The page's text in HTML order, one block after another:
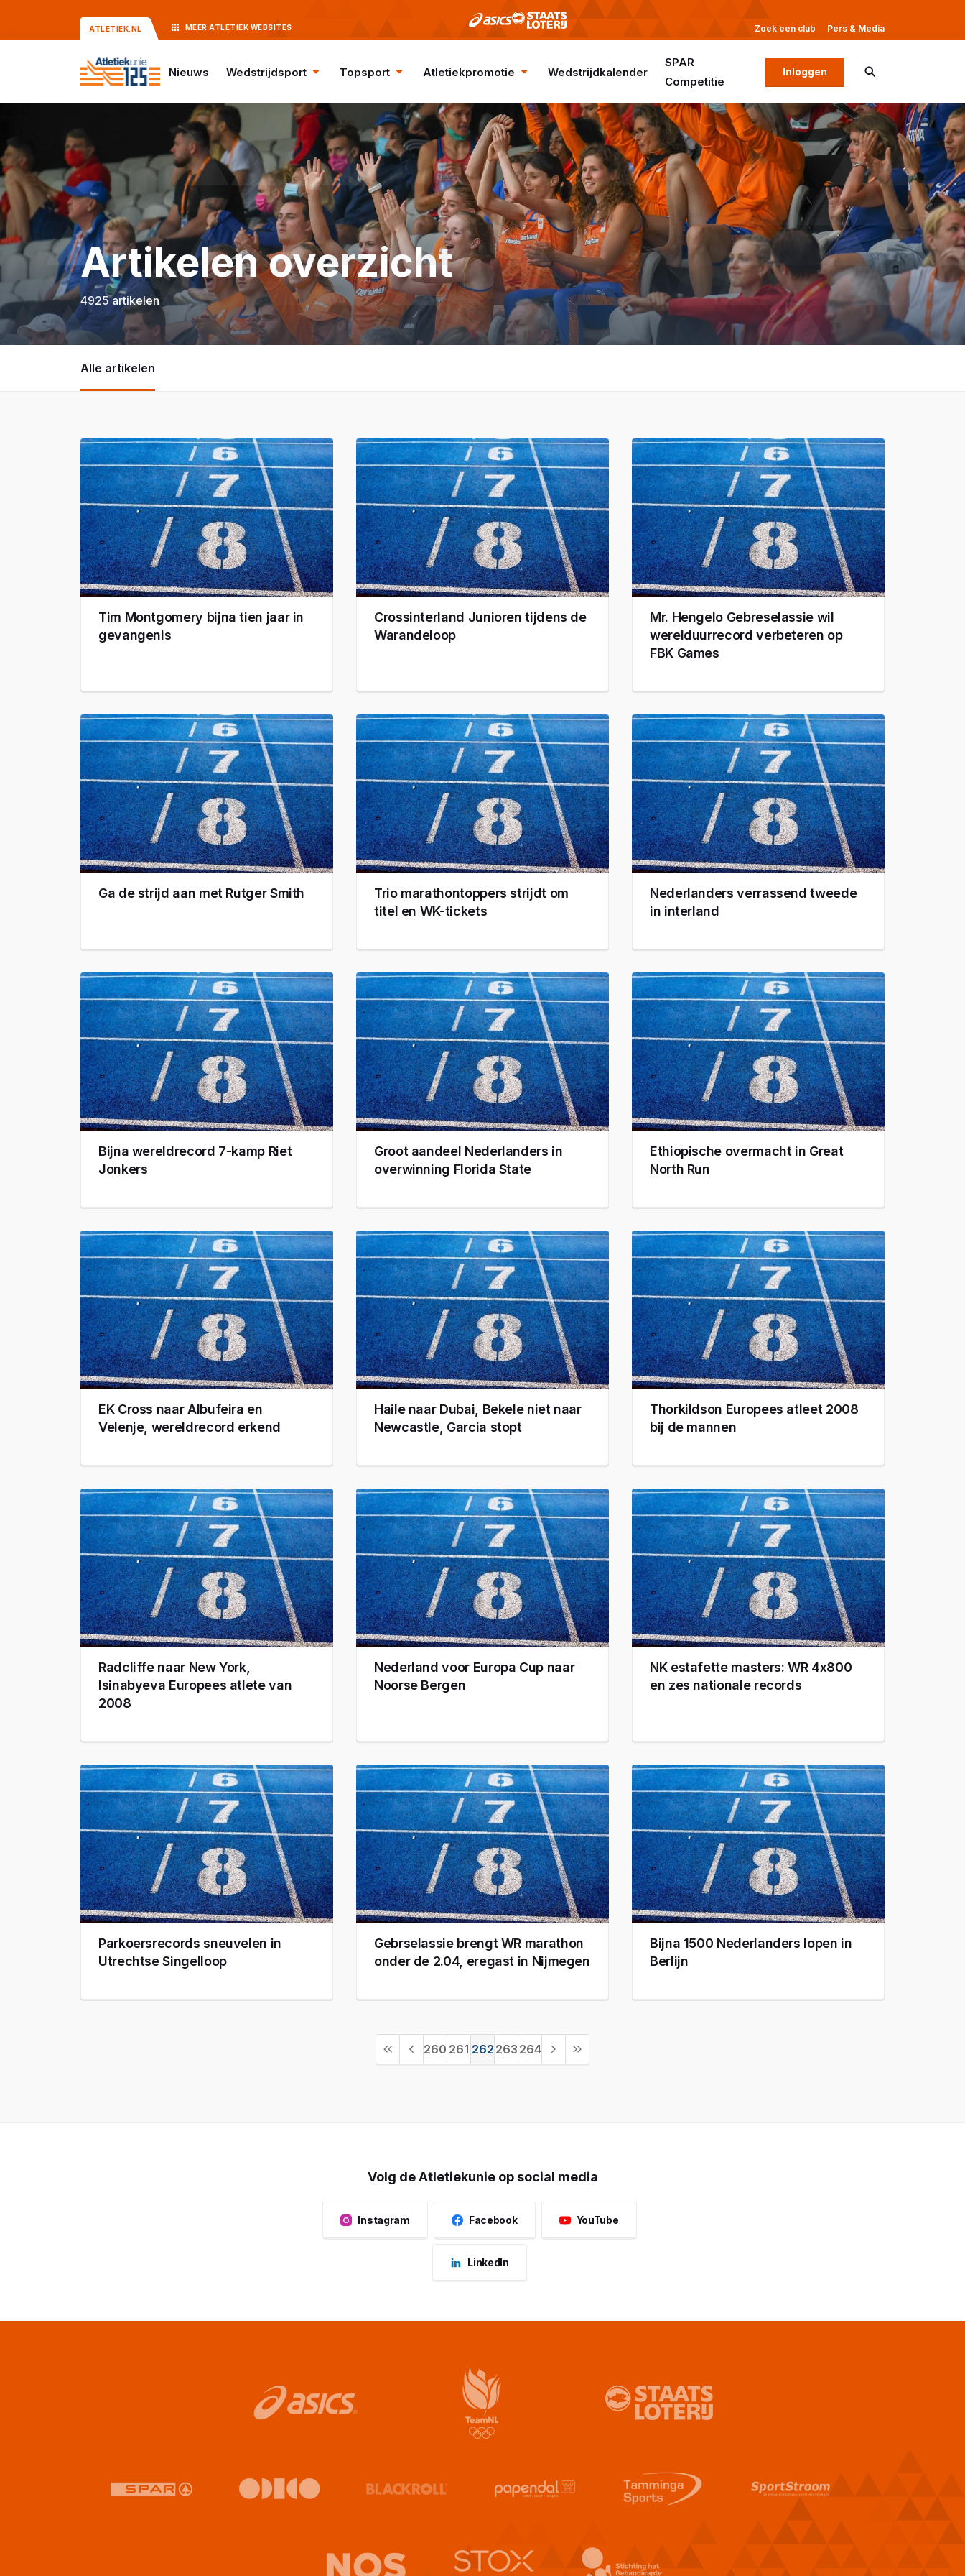
ATLETIEK.NL MEER ATLETIEK WEBSITES Zoek een club Pers & Media
Nieuws Wedstrijdsport Topsport Atletiekpromotie Wedstrijdkalender
SPAR
Competitie
Inloggen
Artikelen overzicht
4925 artikelen
Alle artikelen
Tim Montgomery bijna tien jaar in
gevangenis
Crossinterland Junioren tijdens de
Warandeloop
Mr. Hengelo Gebreselassie wil
werelduurrecord verbeteren op
FBK Games
Ga de strijd aan met Rutger Smith
Trio marathontoppers strijdt om
titel en WK-tickets
Nederlanders verrassend tweede
in interland
Bijna wereldrecord 7-kamp Riet
Jonkers
Groot aandeel Nederlanders in
overwinning Florida State
Ethiopische overmacht in Great
North Run
EK Cross naar Albufeira en
Velenje, wereldrecord erkend
Haile naar Dubai, Bekele niet naar
Newcastle, Garcia stopt
Thorkildson Europees atleet 2008
bij de mannen
Radcliffe naar New York,
Isinabyeva Europees atlete van
2008
Nederland voor Europa Cup naar
Noorse Bergen
NK estafette masters: WR 4x800
en zes nationale records
Parkoersrecords sneuvelen in
Utrechtse Singelloop
Gebrselassie brengt WR marathon
onder de 2.04, eregast in Nijmegen
Bijna 1500 Nederlanders lopen in
Berlijn
260 261 262 263 264
Volg de Atletiekunie op social media
Instagram Facebook YouTube
LinkedIn